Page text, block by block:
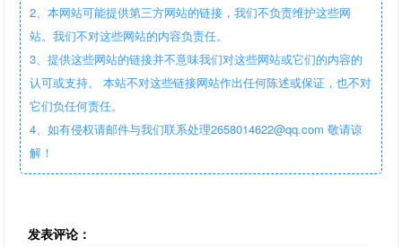
2、本网站可能提供第三方网站的链接，我们不负责维护这些网
站。我们不对这些网站的内容负责任。
3、提供这些网站的链接并不意味我们对这些网站或它们的内容的
认可或支持。 本站不对这些链接网站作出任何陈述或保证，也不对
它们负任何责任。
4、如有侵权请邮件与我们联系处理2658014622@qq.com 敬请谅
解！
发表评论：